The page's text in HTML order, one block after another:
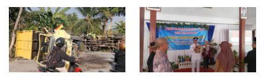
Tourism